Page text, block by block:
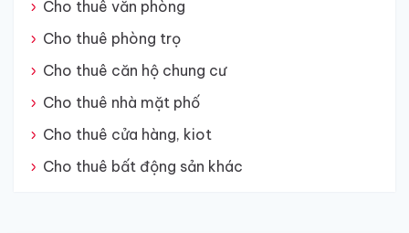
Cho thuê văn phòng
Cho thuê phòng trọ
Cho thuê căn hộ chung cư
Cho thuê nhà mặt phố
Cho thuê cửa hàng, kiot
Cho thuê bất động sản khác